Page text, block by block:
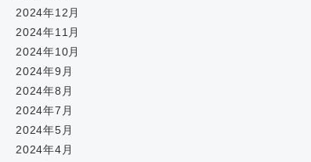
2024年12月
2024年11月
2024年10月
2024年9月
2024年8月
2024年7月
2024年5月
2024年4月